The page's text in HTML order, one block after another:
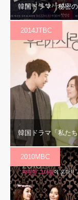
韓国ドラマ「秘密
2014JTBC
韓国ドラマ「私た
2010MBC